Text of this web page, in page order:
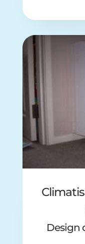
Design